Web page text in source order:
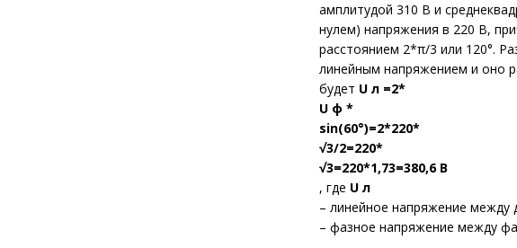
амплитудой 310 В и
нулем) напряжения в 220 В,
расстоянием 2*π/3 или 120°.
линейным напряжением и оно
будет U л =2*
U ф *
sin(60°)=2*220*
√3/2=220*
√3=220*1,73=380,6 В
, где U л
– линейное напряжение между
– фазное напряжение между